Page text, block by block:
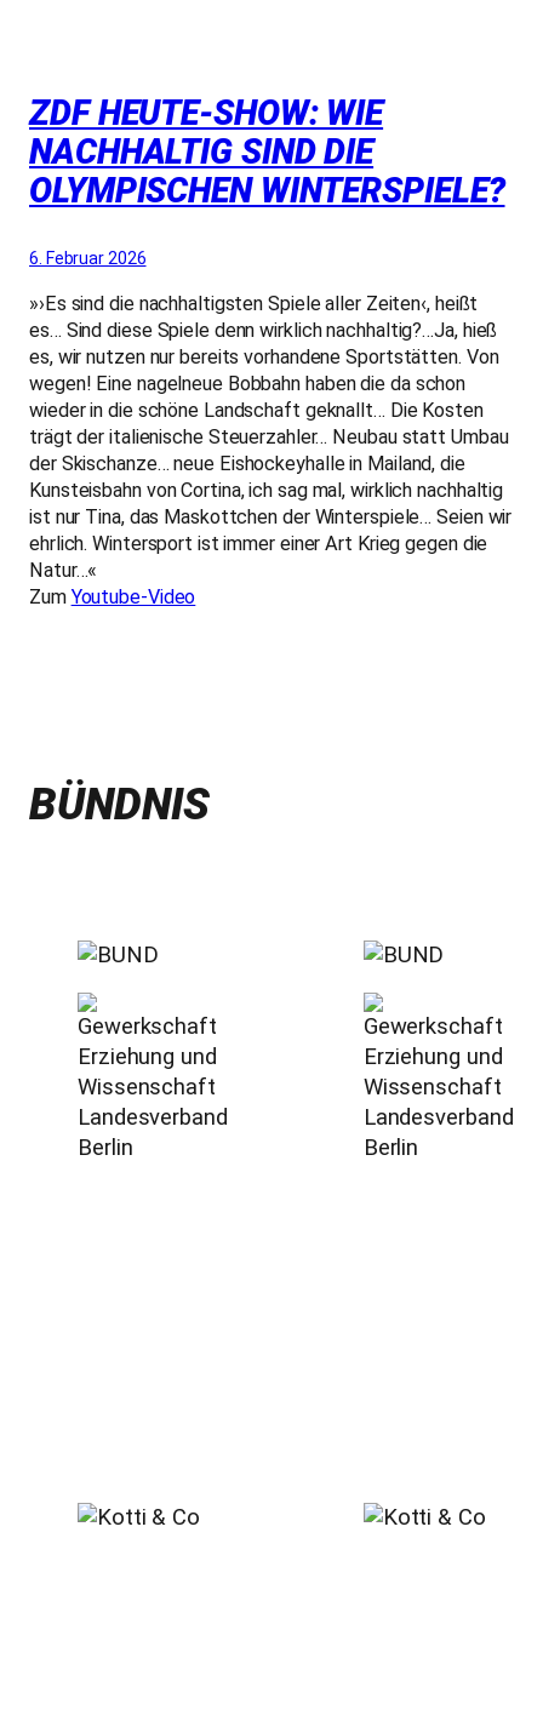
ZDF HEUTE-SHOW: WIE
NACHHALTIG SIND DIE
OLYMPISCHEN WINTERSPIELE?
6. Februar 2026
»›Es sind die nachhaltigsten Spiele aller Zeiten‹, heißt
es… Sind diese Spiele denn wirklich nachhaltig?…Ja, hieß
es, wir nutzen nur bereits vorhandene Sportstätten. Von
wegen! Eine nagelneue Bobbahn haben die da schon
wieder in die schöne Landschaft geknallt… Die Kosten
trägt der italienische Steuerzahler… Neubau statt Umbau
der Skischanze… neue Eishockeyhalle in Mailand, die
Kunsteisbahn von Cortina, ich sag mal, wirklich nachhaltig
ist nur Tina, das Maskottchen der Winterspiele… Seien wir
ehrlich. Wintersport ist immer einer Art Krieg gegen die
Natur…«
Zum Youtube-Video
BÜNDNIS